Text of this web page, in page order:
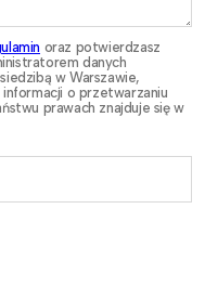
oraz potwierdzasz
danych
w Warszawie,
o przetwarzaniu
prawach znajduje się w